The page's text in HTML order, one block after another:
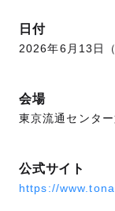
日付
2026年6月13日（
会場
東京流通センタ
公式サイト
https://